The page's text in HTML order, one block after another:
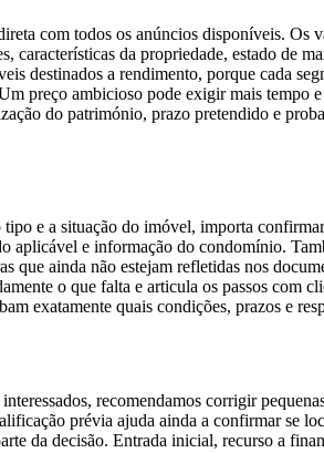
com todos os anúncios disponíveis. Os
da propriedade, estado de
destinados a rendimento, porque cada
preço ambicioso pode exigir mais tempo
do património, prazo pretendido e
e a situação do imóvel, importa
e informação do condomínio.
que ainda não estejam refletidas nos
o que falta e articula os passos com
exatamente quais condições, prazos e
recomendamos corrigir
prévia ajuda ainda a confirmar se
da decisão. Entrada inicial, recurso a